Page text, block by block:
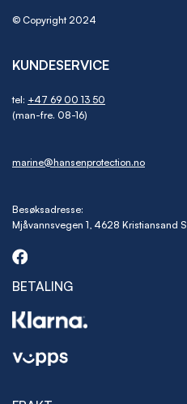
© Copyright 2024
KUNDESERVICE
tel: +47 69 00 13 50
(man-fre. 08-16)
marine@hansenprotection.no
Besøksadresse:
Mjåvannsvegen 1, 4628 Kristiansand S
BETALING